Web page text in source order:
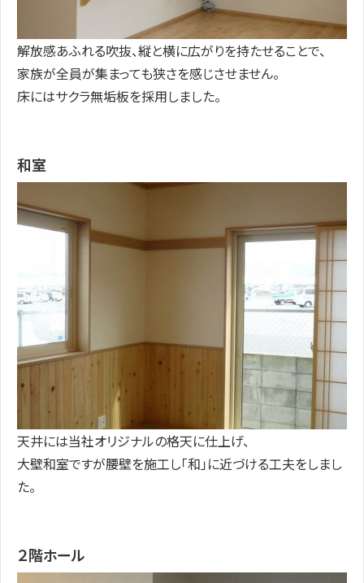
解放感あふれる吹抜、縦と横に広がりを持たせることで、
家族が全員が集まっても狭さを感じさせません。
床にはサクラ無垢板を採用しました。
和室
天井には当社オリジナルの格天に仕上げ、
大壁和室ですが腰壁を施工し「和」に近づける工夫をしまし
た。
２階ホール